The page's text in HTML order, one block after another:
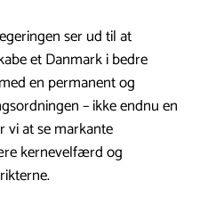
ser ud til at
et Danmark i bedre
en permanent og
– ikke endnu en
vi at se markante
kernevelfærd og